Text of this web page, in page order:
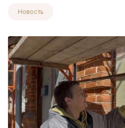
Новость